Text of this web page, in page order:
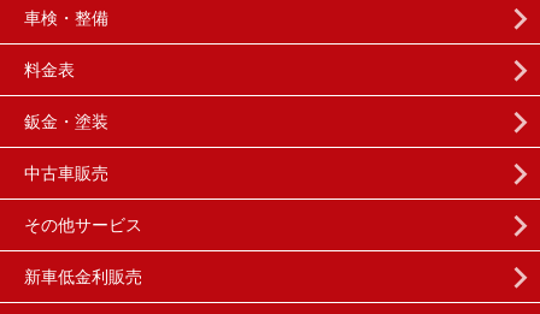
車検・整備
料金表
鈑金・塗装
中古車販売
その他サービス
新車低金利販売